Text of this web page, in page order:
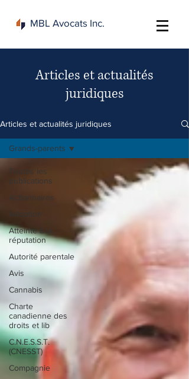
MBL Avocats Inc.
Articles et actualités
juridiques
Articles et actualités juridiques
Toutes les
publications
Actionnaires
Atteinte à la
réputation
Autorité parentale
Avis
Cannabis
Charte
canadienne des
droits et lib
C.N.E.S.S.T.
(CNESST)
Compagnie
Grands-parents